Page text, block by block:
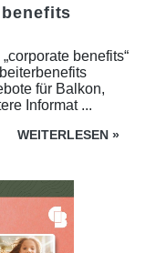
benefits“
für Balkon,
Informat ...
WEITERLESEN »